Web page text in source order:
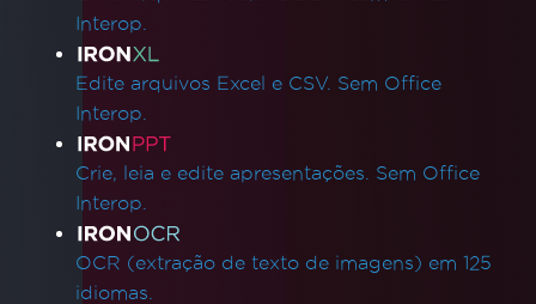
Interop.
Edite arquivos Excel e CSV. Sem Office
Interop.
Crie, leia e edite apresentações. Sem Office
Interop.
OCR (extração de texto de imagens) em 125
idiomas.